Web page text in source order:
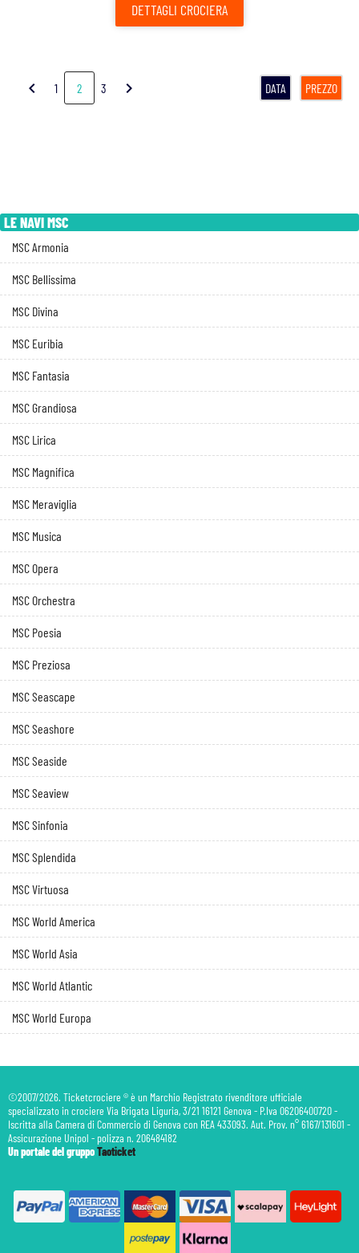
DETTAGLI CROCIERA
chevron_left 1 2 3 chevron_right DATA PREZZO
LE NAVI MSC
MSC Armonia
MSC Bellissima
MSC Divina
MSC Euribia
MSC Fantasia
MSC Grandiosa
MSC Lirica
MSC Magnifica
MSC Meraviglia
MSC Musica
MSC Opera
MSC Orchestra
MSC Poesia
MSC Preziosa
MSC Seascape
MSC Seashore
MSC Seaside
MSC Seaview
MSC Sinfonia
MSC Splendida
MSC Virtuosa
MSC World America
MSC World Asia
MSC World Atlantic
MSC World Europa
©2007/2026. Ticketcrociere ® è un Marchio Registrato rivenditore ufficiale
specializzato in crociere Via Brigata Liguria, 3/21 16121 Genova - P.Iva 06206400720 -
Iscritta alla Camera di Commercio di Genova con REA 433093. Aut. Prov. n° 6167/131601 -
Assicurazione Unipol - polizza n. 206484182
Un portale del gruppoTaoticket